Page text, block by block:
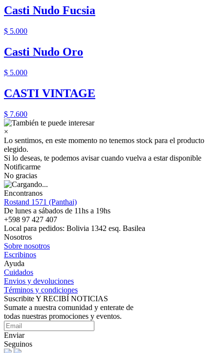
Casti Nudo Fucsia
$ 5.000
Casti Nudo Oro
$ 5.000
CASTI VINTAGE
$ 7.600
×
Lo sentimos, en este momento no tenemos stock para el producto
elegido.
Si lo deseas, te podemos avisar cuando vuelva a estar disponible
Notificarme
No gracias
Encontranos
Rostand 1571 (Panthai)
De lunes a sábados de 11hs a 19hs
+598 97 427 407
Local para pedidos: Bolivia 1342 esq. Basilea
Nosotros
Sobre nosotros
Escribinos
Ayuda
Cuidados
Envios y devoluciones
Términos y condiciones
Suscribite Y RECIBÍ NOTICIAS
Sumate a nuestra comunidad y enterate de
todas nuestras promociones y eventos.
Enviar
Seguinos